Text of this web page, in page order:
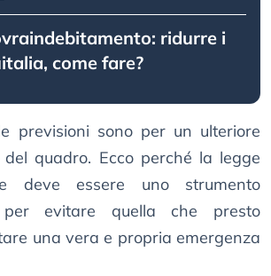
ridurre i
come fare?
previsioni sono per un ulteriore
quadro. Ecco perché la legge
deve essere uno strumento
per evitare quella che presto
una vera e propria emergenza